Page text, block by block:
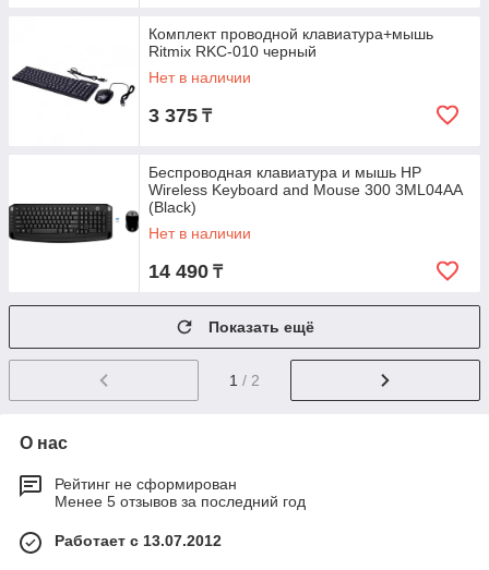
Комплект проводной клавиатура+мышь
Ritmix RKC-010 черный
Нет в наличии
3 375 ₸
Беспроводная клавиатура и мышь HP
Wireless Keyboard and Mouse 300 3ML04AA
(Black)
Нет в наличии
14 490 ₸
Показать ещё
1 / 2
О нас
Рейтинг не сформирован
Менее 5 отзывов за последний год
Работает с 13.07.2012